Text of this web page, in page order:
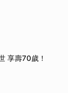
享壽70歲！